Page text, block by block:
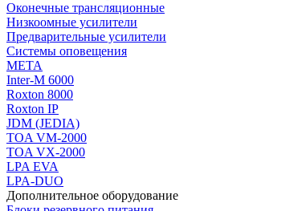
Оконечные трансляционные
Низкоомные усилители
Предварительные усилители
Системы оповещения
МЕТА
Inter-M 6000
Roxton 8000
Roxton IP
JDM (JEDIA)
TOA VM-2000
TOA VX-2000
LPA EVA
LPA-DUO
Дополнительное оборудование